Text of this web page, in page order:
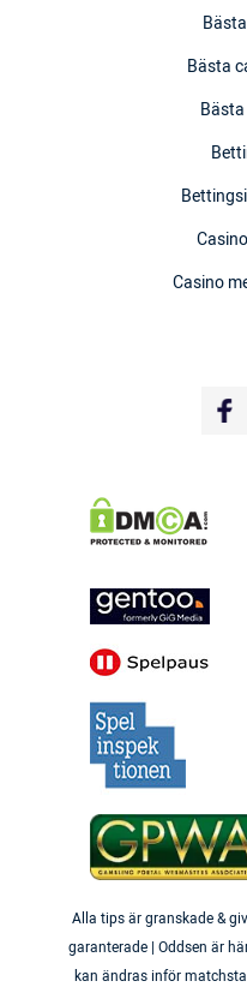
Bästa
Casino
Alla tips är granskade &
garanterade | Oddsen är
kan ändras inför